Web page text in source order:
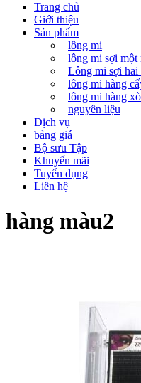
Trang chủ
Giới thiệu
Sản phẩm
lông mi
lông mi sợi một
Lông mi sợi hai
lông mi hàng
lông mi hàng
nguyên liệu
Dịch vụ
bảng giá
Bộ sưu Tập
Khuyến mãi
Tuyển dụng
Liên hệ
hàng màu2